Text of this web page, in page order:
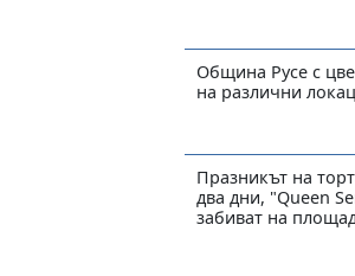
Община Русе с
на различни
Празникът на
два дни, "Queen
забиват на